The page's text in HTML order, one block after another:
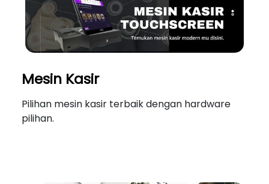
Mesin Kasir
Pilihan mesin kasir terbaik dengan hardware
pilihan.